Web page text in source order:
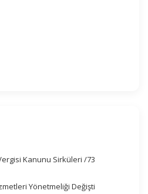
Kanunu Sirküleri /73
Yönetmeliği Değişti